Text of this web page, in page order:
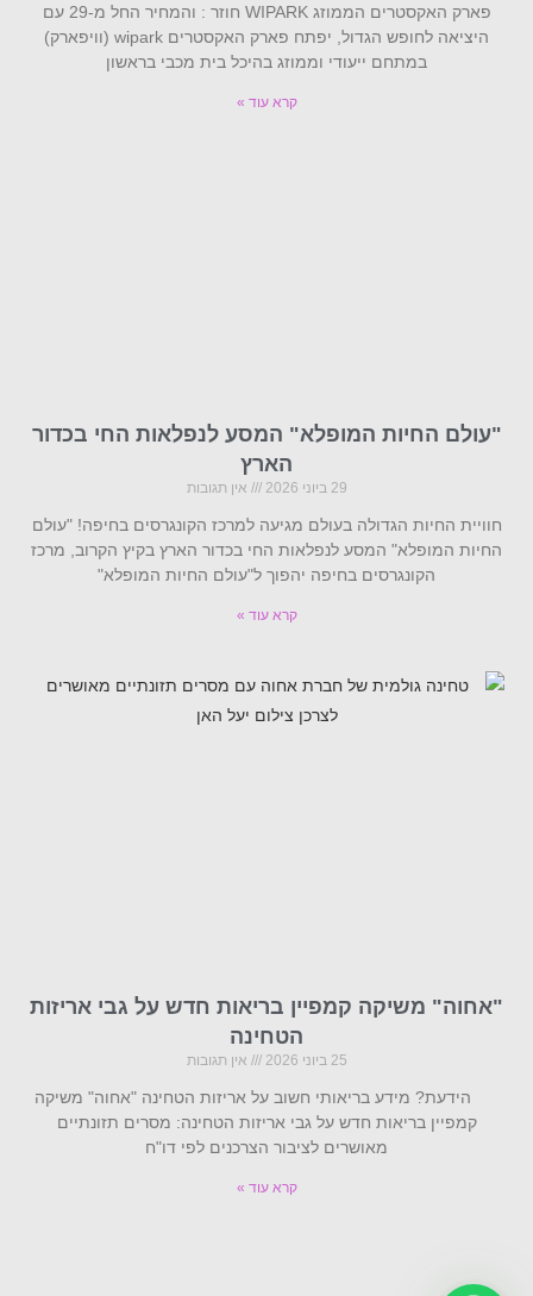
פארק האקסטרים הממוזג WIPARK חוזר : והמחיר החל מ-29 עם
היציאה לחופש הגדול, יפתח פארק האקסטרים wipark (וויפארק)
במתחם ייעודי וממוזג בהיכל בית מכבי בראשון
קרא עוד »
"עולם החיות המופלא" המסע לנפלאות החי בכדור
הארץ
29 ביוני 2026 אין תגובות
חוויית החיות הגדולה בעולם מגיעה למרכז הקונגרסים בחיפה! "עולם
החיות המופלא" המסע לנפלאות החי בכדור הארץ בקיץ הקרוב, מרכז
הקונגרסים בחיפה יהפוך ל"עולם החיות המופלא"
קרא עוד »
"אחוה" משיקה קמפיין בריאות חדש על גבי אריזות
הטחינה
25 ביוני 2026 אין תגובות
הידעת? מידע בריאותי חשוב על אריזות הטחינה "אחוה" משיקה
קמפיין בריאות חדש על גבי אריזות הטחינה: מסרים תזונתיים
מאושרים לציבור הצרכנים לפי דו"ח
קרא עוד »